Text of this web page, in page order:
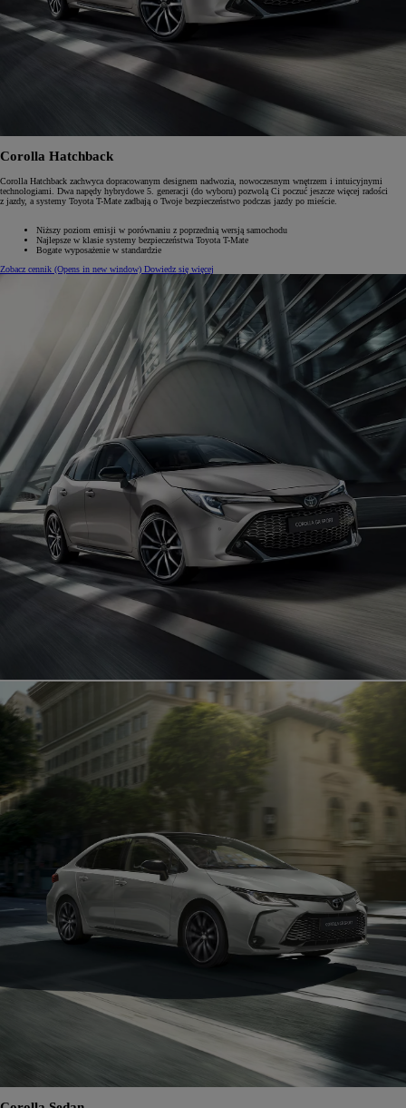
Corolla Hatchback
Corolla Hatchback zachwyca dopracowanym designem nadwozia, nowoczesnym wnętrzem i intuicyjnymi
technologiami. Dwa napędy hybrydowe 5. generacji (do wyboru) pozwolą Ci poczuć jeszcze więcej radości
z jazdy, a systemy Toyota T-Mate zadbają o Twoje bezpieczeństwo podczas jazdy po mieście.
Niższy poziom emisji w porównaniu z poprzednią wersją samochodu
Najlepsze w klasie systemy bezpieczeństwa Toyota T-Mate
Bogate wyposażenie w standardzie
Zobacz cennik (Opens in new window) Dowiedz się więcej